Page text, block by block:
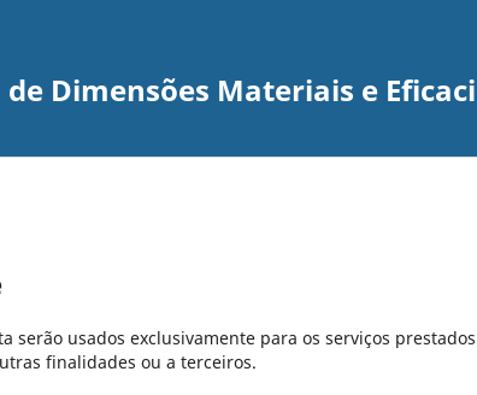
Dimensões Materiais e
serão usados exclusivamente para os serviços
finalidades ou a terceiros.